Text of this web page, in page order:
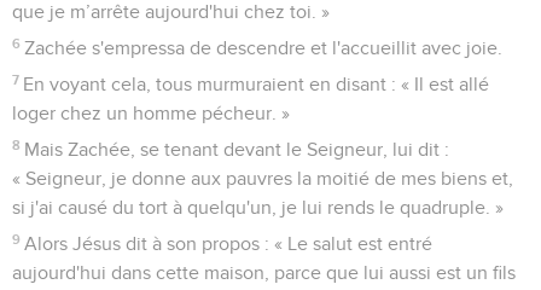
que je m’arrête aujourd'hui chez toi. »
6 Zachée s'empressa de descendre et l'accueillit avec joie.
7 En voyant cela, tous murmuraient en disant : « Il est allé
loger chez un homme pécheur. »
8 Mais Zachée, se tenant devant le Seigneur, lui dit :
« Seigneur, je donne aux pauvres la moitié de mes biens et,
si j'ai causé du tort à quelqu'un, je lui rends le quadruple. »
9 Alors Jésus dit à son propos : « Le salut est entré
aujourd'hui dans cette maison, parce que lui aussi est un fils